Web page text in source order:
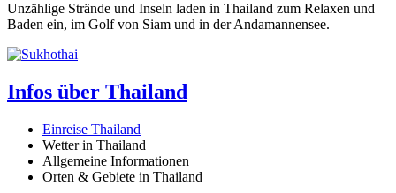
Unzählige Strände und Inseln laden in Thailand zum Relaxen und
Baden ein, im Golf von Siam und in der Andamannensee.
Infos über Thailand
Einreise Thailand
Wetter in Thailand
Allgemeine Informationen
Orten & Gebiete in Thailand